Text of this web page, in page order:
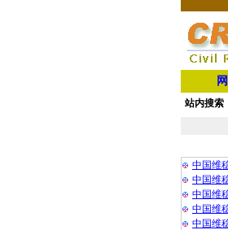
站内搜索
中国维
中国维
中国维
中国维
中国维